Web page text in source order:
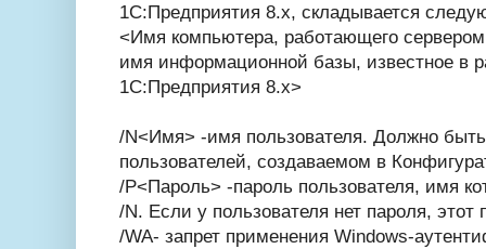
1С:Предприятия 8.x, складывается
<Имя компьютера, работающего
имя информационной базы, известное в
1С:Предприятия 8.x>
/N<Имя> -имя пользователя. Должно быть
пользователей, создаваемом в
/P<Пароль> -пароль пользователя, имя
/N. Если у пользователя нет пароля, этот
/WA- запрет применения Windows-